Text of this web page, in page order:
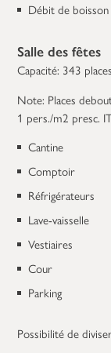
Débit de
Salle des fêtes
Capacité: 343
Note: Places
1 pers./m2 presc.
Cantine
Comptoir
Réfrigérateurs
Lave-vaisselle
Vestiaires
Cour
Parking
Possibilité de